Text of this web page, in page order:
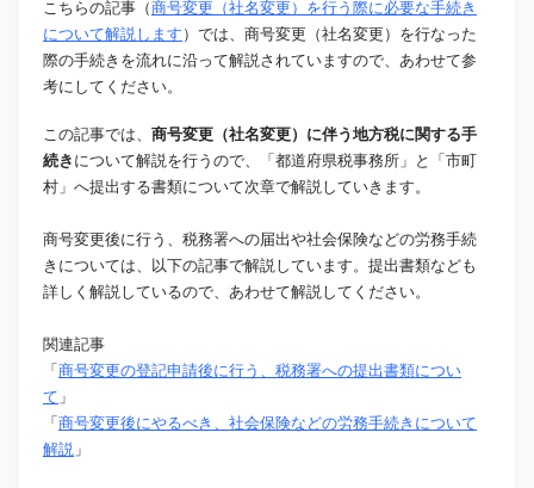
こちらの記事（商号変更（社名変更）を行う際に必要な手続き
について解説します ）では、商号変更（社名変更）を行なった
際の手続きを流れに沿って解説されていますので、あわせて参
考にしてください。
この記事では、 商号変更（社名変更）に伴う地方税に関する手
続き について解説を行うので、「都道府県税事務所」と「市町
村」へ提出する書類について次章で解説していきます。
商号変更後に行う、税務署への届出や社会保険などの労務手続
きについては、以下の記事で解説しています。提出書類なども
詳しく解説しているので、あわせて解説してください。
関連記事
「 商号変更の登記申請後に行う、税務署への提出書類につい
て 」
「 商号変更後にやるべき、社会保険などの労務手続きについて
解説 」